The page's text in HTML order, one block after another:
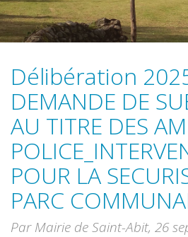
Délibération
DEMANDE DE
AU TITRE DES
POUR LA
PARC
Par Mairie de Saint-Abit, 26